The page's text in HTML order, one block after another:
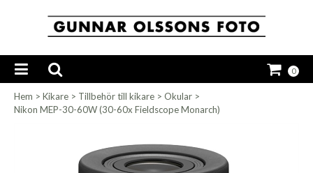
0
Hem > Kikare > Tillbehör till kikare > Okular >
Nikon MEP-30-60W (30-60x Fieldscope Monarch)